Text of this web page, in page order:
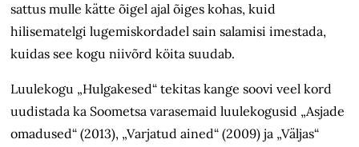
sattus mulle kätte õigel ajal õiges kohas, kuid
hilisematelgi lugemiskordadel sain salamisi imestada,
kuidas see kogu niivõrd köita suudab.
Luulekogu „Hulgakesed“ tekitas kange soovi veel kord
uudistada ka Soometsa varasemaid luulekogusid „Asjade
omadused“ (2013), „Varjatud ained“ (2009) ja „Väljas“